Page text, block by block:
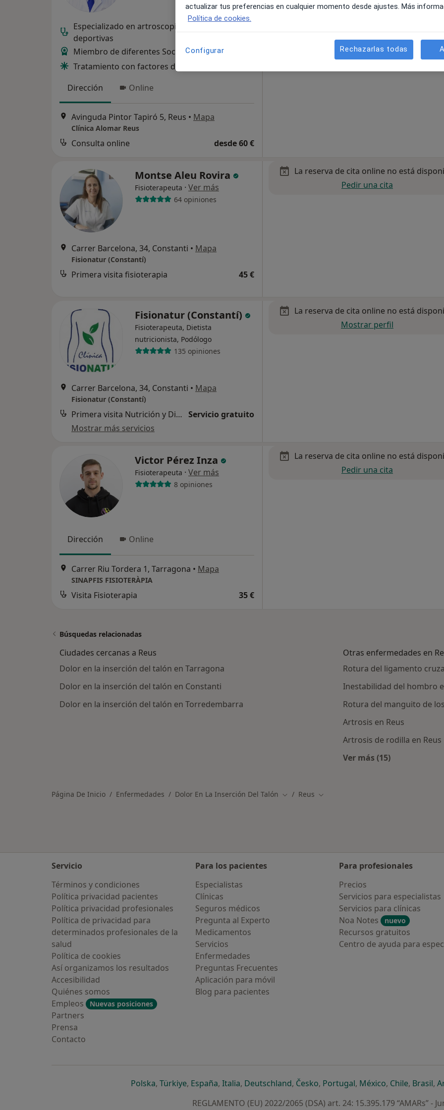
Especializado en artroscopia, lesiones
deportivas
Miembro de diferentes Sociedades
Tratamiento con factores de crecimiento
Dirección
Online
Avinguda Pintor Tapiró 5, Reus • Mapa
Clínica Alomar Reus
Consulta online desde 60 €
Montse Aleu Rovira
Fisioterapeuta · Ver más
64 opiniones
Carrer Barcelona, 34, Constanti • Mapa
Fisionatur (Constantí)
Primera visita fisioterapia 45 €
La reserva de cita online no está
Pedir una cita
Fisionatur (Constantí)
Fisioterapeuta, Dietista
nutricionista, Podólogo
135 opiniones
Carrer Barcelona, 34, Constanti • Mapa
Fisionatur (Constantí)
Primera visita Nutrición y Dietética Servicio gratuito
Mostrar más servicios
La reserva de cita online no está
Mostrar perfil
Victor Pérez Inza
Fisioterapeuta · Ver más
8 opiniones
Dirección Online
Carrer Riu Tordera 1, Tarragona • Mapa
SINAPFIS FISIOTERÀPIA
Visita Fisioterapia 35 €
La reserva de cita online no está
Pedir una cita
Búsquedas relacionadas
Ciudades cercanas a Reus
Dolor en la inserción del talón en Tarragona
Dolor en la inserción del talón en Constanti
Dolor en la inserción del talón en Torredembarra
Otras enfermedades en
Rotura del ligamento
Inestabilidad del hombro
Rotura del manguito de
Artrosis en Reus
Artrosis de rodilla en Reus
Ver más (15)
Página De Inicio Enfermedades Dolor En La Inserción Del Talón Cambiar de ciudad
Reus Cambiar de ciudad
Servicio
Términos y condiciones
Política privacidad pacientes
Política privacidad profesionales
Política de privacidad para
determinados profesionales de la
salud
Política de cookies
Así organizamos los resultados
Accesibilidad
Quiénes somos
Empleos
Nuevas posiciones
Partners
Prensa
Contacto
Para los pacientes
Especialistas
Clínicas
Seguros médicos
Pregunta al Experto
Medicamentos
Servicios
Enfermedades
Preguntas Frecuentes
Aplicación para móvil
Blog para pacientes
Para profesionales
Precios
Servicios para especialistas
Servicios para clínicas
Noa Notes
nuevo
Recursos gratuitos
Centro de ayuda para
Polskase abre en una nueva pestaña
, Türkiyese abre en una nueva pestaña
, Españase abre en una nueva pestaña
, Italiase abre en una nueva pestaña
, Deutschlandse abre en una nueva pestaña
, Českose abre en una nueva pestaña
, Portugalse abre en una nueva
, Méxicose abre en una
, Chilese abre
, Brasilse
,
REGLAMENTO (EU) 2022/2065 (DSA) art. 24: 15.395.179 “AMARs” -
actualizar tus preferencias en cualquier momento desde ajustes. Más
Política de cookies.
Configurar Rechazarlas todas